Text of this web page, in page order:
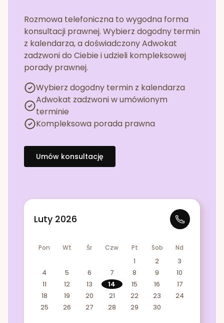
Rozmowa telefoniczna to wygodna forma
konsultacji prawnej. Wybierz dogodny termin
z kalendarza, a doświadczony Adwokat
zadzwoni do Ciebie i udzieli kompleksowej
porady prawnej.
Wybierz dogodny termin z kalendarza
Adwokat zadzwoni w umówionym
terminie
Kompleksowa porada prawna
Umów konsultację
Luty 2026
Pon Wt Śr Czw Pt Sob Nd
1 2
3
4
5 6 7 8 9
10
11
12 13 14 15 16
17
18
19 20 21 22 23
24
25
26 27 28 29 30